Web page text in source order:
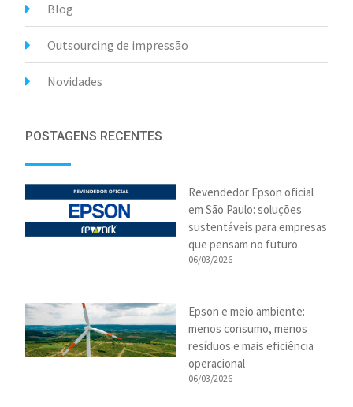
Blog
Outsourcing de impressão
Novidades
POSTAGENS RECENTES
Revendedor Epson oficial
em São Paulo: soluções
sustentáveis para empresas
que pensam no futuro
06/03/2026
Epson e meio ambiente:
menos consumo, menos
resíduos e mais eficiência
operacional
06/03/2026